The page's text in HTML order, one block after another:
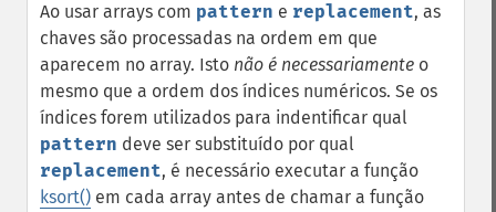
Ao usar arrays com pattern e replacement, as
chaves são processadas na ordem em que
aparecem no array. Isto não é necessariamente o
mesmo que a ordem dos índices numéricos. Se os
índices forem utilizados para indentificar qual
pattern deve ser substituído por qual
replacement, é necessário executar a função
ksort() em cada array antes de chamar a função